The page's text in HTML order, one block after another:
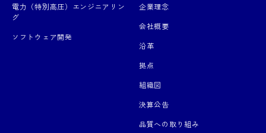
電力（特別高圧）エンジニアリン
グ
ソフトウェア開発
企業理念
会社概要
沿革
拠点
組織図
決算公告
品質への取り組み